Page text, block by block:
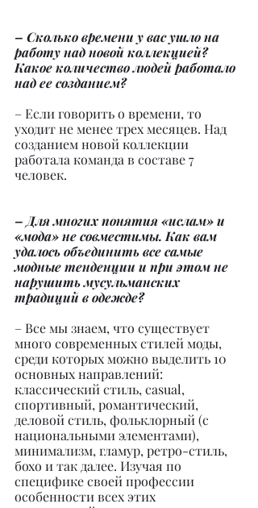
– Сколько времени у вас ушло на
работу над новой коллекцией?
Какое количество людей работало
над ее созданием?
– Если говорить о времени, то
уходит не менее трех месяцев. Над
созданием новой коллекции
работала команда в составе 7
человек.
– Для многих понятия «ислам» и
«мода» не совместимы. Как вам
удалось объединить все самые
модные тенденции и при этом не
нарушить мусульманских
традиций в одежде?
– Все мы знаем, что существует
много современных стилей моды,
среди которых можно выделить 10
основных направлений:
классический стиль, casual,
спортивный, романтический,
деловой стиль, фольклорный (с
национальными элементами),
минимализм, гламур, ретро-стиль,
бохо и так далее. Изучая по
специфике своей профессии
особенности всех этих